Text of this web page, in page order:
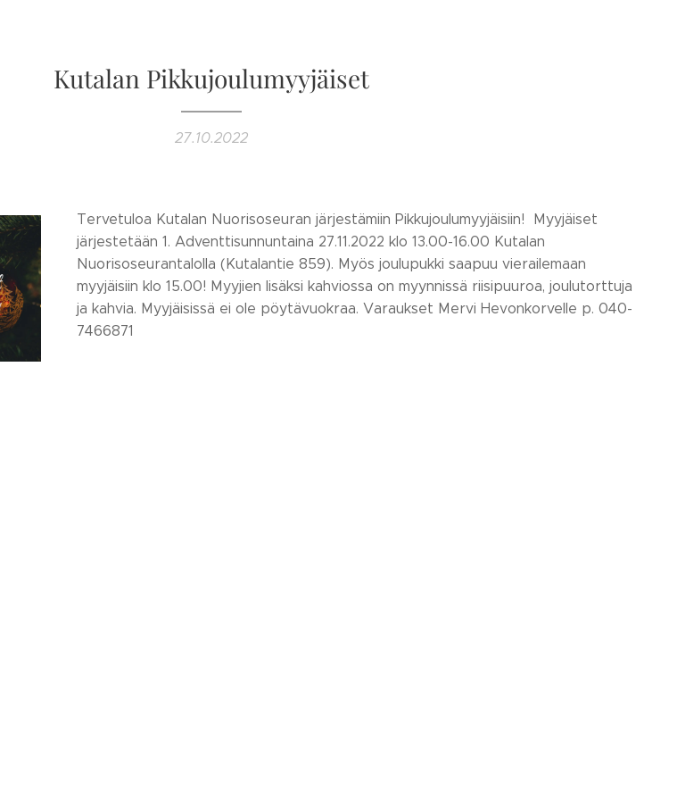
Kutalan Pikkujoulumyyjäiset
27.10.2022
Tervetuloa Kutalan Nuorisoseuran järjestämiin Pikkujoulumyyjäisiin! Myyjäiset
järjestetään 1. Adventtisunnuntaina 27.11.2022 klo 13.00-16.00 Kutalan
Nuorisoseurantalolla (Kutalantie 859). Myös joulupukki saapuu vierailemaan
myyjäisiin klo 15.00! Myyjien lisäksi kahviossa on myynnissä riisipuuroa, joulutorttuja
ja kahvia. Myyjäisissä ei ole pöytävuokraa. Varaukset Mervi Hevonkorvelle p. 040-
7466871